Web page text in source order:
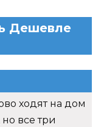
Дешевле
ходят на дом
все три